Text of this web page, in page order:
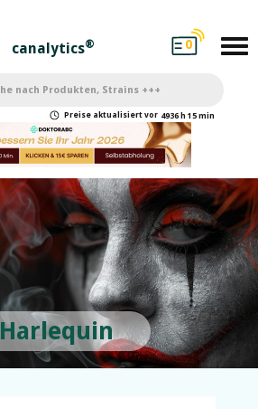
canalytics® 0
Preise aktualisiert vor 4936 h 15 min
Harlequin